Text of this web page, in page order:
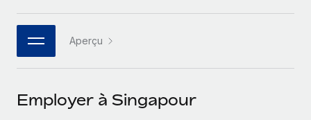
Connectez n'importe quel outil d’IA à Remote grâce à
notre MCP
Rationalisez vos processus avec des outils essentiels
Entreprise
Les RH à l’international pour les grandes entreprises
Partenaires stratégiques de la tech
Checklists et modèles
Descriptions de postes
Événements
日本語
한국어
Aperçu
Employer à Singapour